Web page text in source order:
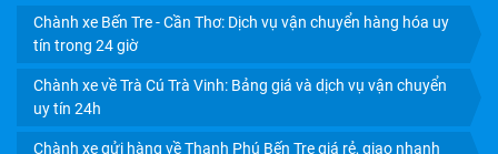
CHÀNH XE CẦN THƠ: CHỈ 750Đ/KG, GIÁ TIẾT KIỆM,
Chành xe Bến Tre - Cần Thơ: Dịch vụ vận chuyển hàng hóa uy
tín trong 24 giờ
Chành xe về Trà Cú Trà Vinh: Bảng giá và dịch vụ vận chuyển
uy tín 24h
Chành xe gửi hàng về Thạnh Phú Bến Tre giá rẻ, giao nhanh